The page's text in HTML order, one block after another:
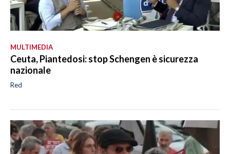
MULTIMEDIA
Ceuta, Piantedosi: stop Schengen è sicurezza
nazionale
Red